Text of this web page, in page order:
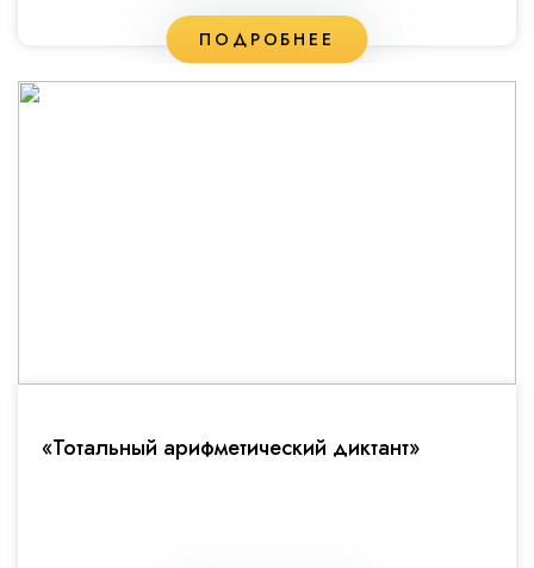
ПОДРОБНЕЕ
«Тотальный арифметический диктант»